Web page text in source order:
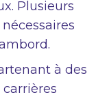
Plusieurs
à des